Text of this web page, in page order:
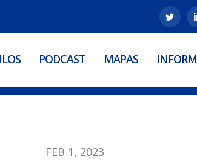
PODCAST MAPAS
FEB 1, 2023